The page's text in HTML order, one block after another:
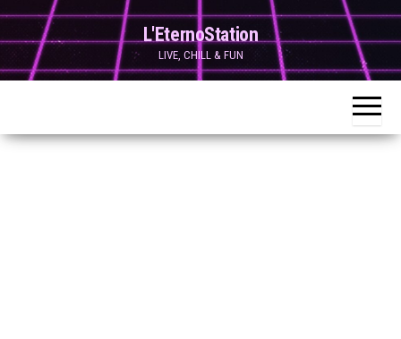
Skip
to
content
L'EternoStation
LIVE, CHILL & FUN